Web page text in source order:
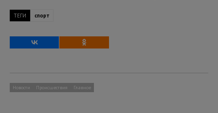
ТЕГИ спорт
Новости Происшествия Главное